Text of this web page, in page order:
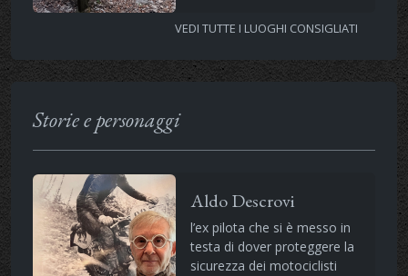
VEDI TUTTE I LUOGHI CONSIGLIATI
Storie e personaggi
Aldo Descrovi
l’ex pilota che si è messo in
testa di dover proteggere la
sicurezza dei motociclisti